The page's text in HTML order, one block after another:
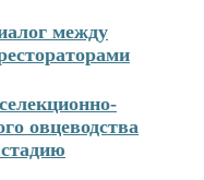
между
овцеводства